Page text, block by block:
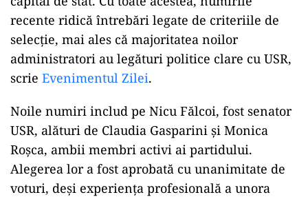
recente ridică întrebări legate de criteriile de
selecție, mai ales că majoritatea noilor
administratori au legături politice clare cu USR,
scrie Evenimentul Zilei.
Noile numiri includ pe Nicu Fălcoi, fost senator
USR, alături de Claudia Gasparini și Monica
Roșca, ambii membri activi ai partidului.
Alegerea lor a fost aprobată cu unanimitate de
voturi, deși experiența profesională a unora